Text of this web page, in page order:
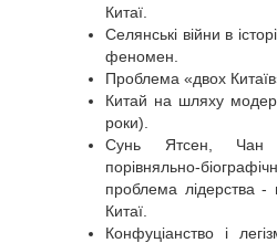
Китаї.
Селянські війни в
феномен.
Проблема «двох
Китай на шляху
роки).
Сунь Ятсен, Чан
порівняльно-
проблема лідерства
Китаї.
Конфуціанство і